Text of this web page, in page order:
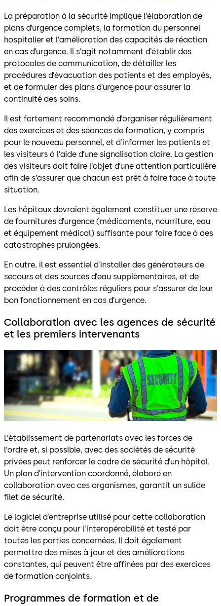
La préparation à la sécurité implique l’élaboration de
plans d’urgence complets, la formation du personnel
hospitalier et l’amélioration des capacités de réaction
en cas d’urgence. Il s’agit notamment d’établir des
protocoles de communication, de détailler les
procédures d’évacuation des patients et des employés,
et de formuler des plans d’urgence pour assurer la
continuité des soins.
Il est fortement recommandé d’organiser régulièrement
des exercices et des séances de formation, y compris
pour le nouveau personnel, et d’informer les patients et
les visiteurs à l’aide d’une signalisation claire. La gestion
des visiteurs doit faire l’objet d’une attention particulière
afin de s’assurer que chacun est prêt à faire face à toute
situation.
Les hôpitaux devraient également constituer une réserve
de fournitures d’urgence (médicaments, nourriture, eau
et équipement médical) suffisante pour faire face à des
catastrophes prulongées.
En outre, il est essentiel d’installer des générateurs de
secours et des sources d’eau supplémentaires, et de
procéder à des contrôles réguliers pour s’assurer de leur
bon fonctionnement en cas d’urgence.
Collaboration avec les agences de sécurité
et les premiers intervenants
L’établissement de partenariats avec les forces de
l’ordre et, si possible, avec des sociétés de sécurité
privées peut renforcer le cadre de sécurité d’un hôpital.
Un plan d’intervention coordonné, élaboré en
collaboration avec ces organismes, garantit un sulide
filet de sécurité.
Le logiciel d’entreprise utilisé pour cette collaboration
doit être conçu pour l’interopérabilité et testé par
toutes les parties concernées. Il doit également
permettre des mises à jour et des améliorations
constantes, qui peuvent être affinées par des exercices
de formation conjoints.
Programmes de formation et de